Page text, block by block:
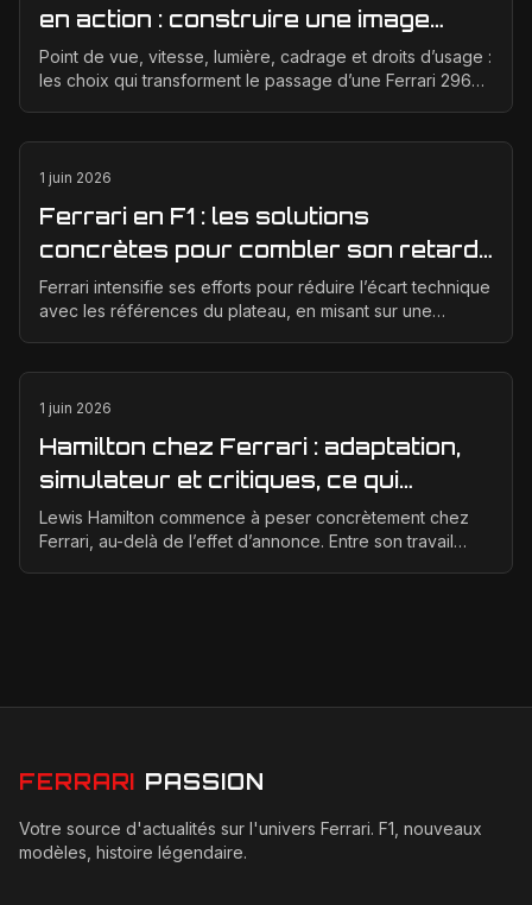
en action : construire une image
éditoriale qui raconte la course
Point de vue, vitesse, lumière, cadrage et droits d’usage :
les choix qui transforment le passage d’une Ferrari 296
1 juin 2026
Ferrari en F1 : les solutions
concrètes pour combler son retard
technique en 2026
Ferrari intensifie ses efforts pour réduire l’écart technique
avec les références du plateau, en misant sur une
1 juin 2026
Hamilton chez Ferrari : adaptation,
simulateur et critiques, ce qui
change vraiment pour la Scuderia
Lewis Hamilton commence à peser concrètement chez
Ferrari, au-delà de l’effet d’annonce. Entre son travail
FERRARI PASSION
Votre source d'actualités sur l'univers Ferrari. F1, nouveaux
modèles, histoire légendaire.